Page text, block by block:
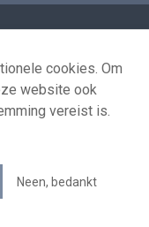
feed
cookies. Om
website ook
vereist is.
Neen, bedankt